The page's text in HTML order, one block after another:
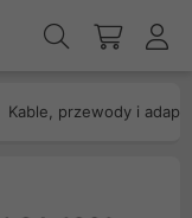
Kable, przewody i